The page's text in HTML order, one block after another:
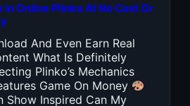
Online Plinko At No Cost Or
And Even Earn Real
What Is Definitely
Plinko’s Mechanics
Game On Money
Show Inspired Can My